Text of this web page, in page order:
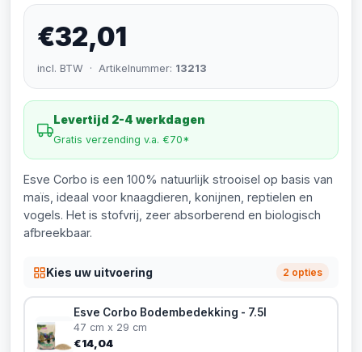
€32,01
incl. BTW · Artikelnummer: 13213
Levertijd 2-4 werkdagen
Gratis verzending v.a. €70*
Esve Corbo is een 100% natuurlijk strooisel op basis van
maïs, ideaal voor knaagdieren, konijnen, reptielen en
vogels. Het is stofvrij, zeer absorberend en biologisch
afbreekbaar.
Kies uw uitvoering 2 opties
Esve Corbo Bodembedekking - 7.5l
47 cm x 29 cm
€14,04